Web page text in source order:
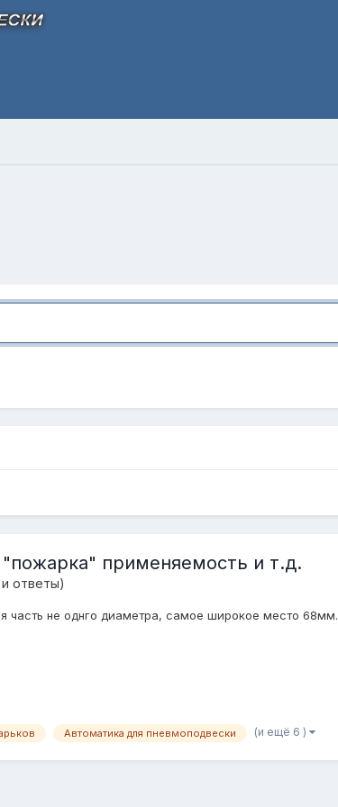
применяемость и т.д.
ответы)
часть не однго диаметра, самое широкое место 68мм.
Автоматика для пневмоподвески (и ещё 6 )